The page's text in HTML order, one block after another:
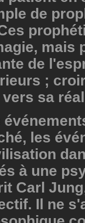
de
mais
de
;
sa
les
à une
Carl
Il ne